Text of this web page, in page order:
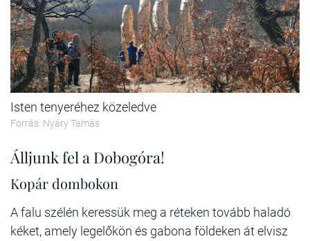
Isten tenyeréhez közeledve
Forrás: Nyáry Tamás
Álljunk fel a Dobogóra!
Kopár dombokon
A falu szélén keressük meg a réteken tovább haladó
kéket, amely legelőkön és gabona földeken át elvisz